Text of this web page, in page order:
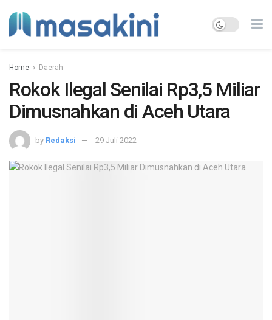
Home Daerah
Rokok Ilegal Senilai Rp3,5 Miliar
Dimusnahkan di Aceh Utara
by Redaksi 29 Juli 2022